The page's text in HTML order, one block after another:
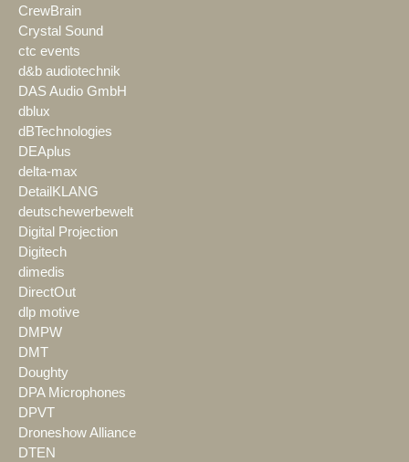
CrewBrain
Crystal Sound
ctc events
d&b audiotechnik
DAS Audio GmbH
dblux
dBTechnologies
DEAplus
delta-max
DetailKLANG
deutschewerbewelt
Digital Projection
Digitech
dimedis
DirectOut
dlp motive
DMPW
DMT
Doughty
DPA Microphones
DPVT
Droneshow Alliance
DTEN